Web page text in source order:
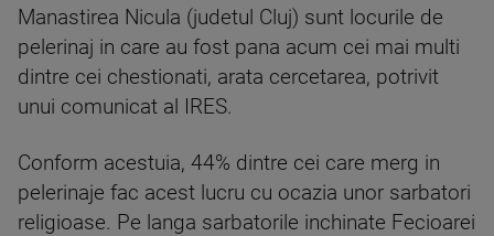
Manastirea Nicula (judetul Cluj) sunt locurile de
pelerinaj in care au fost pana acum cei mai multi
dintre cei chestionati, arata cercetarea, potrivit
unui comunicat al IRES.
Conform acestuia, 44% dintre cei care merg in
pelerinaje fac acest lucru cu ocazia unor sarbatori
religioase. Pe langa sarbatorile inchinate Fecioarei